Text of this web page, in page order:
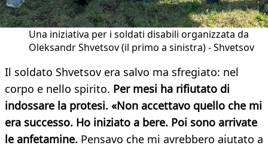
Una iniziativa per i soldati disabili organizzata da
Oleksandr Shvetsov (il primo a sinistra) - Shvetsov
Il soldato Shvetsov era salvo ma sfregiato: nel
corpo e nello spirito. Per mesi ha rifiutato di
indossare la protesi. «Non accettavo quello che mi
era successo. Ho iniziato a bere. Poi sono arrivate
le anfetamine. Pensavo che mi avrebbero aiutato a